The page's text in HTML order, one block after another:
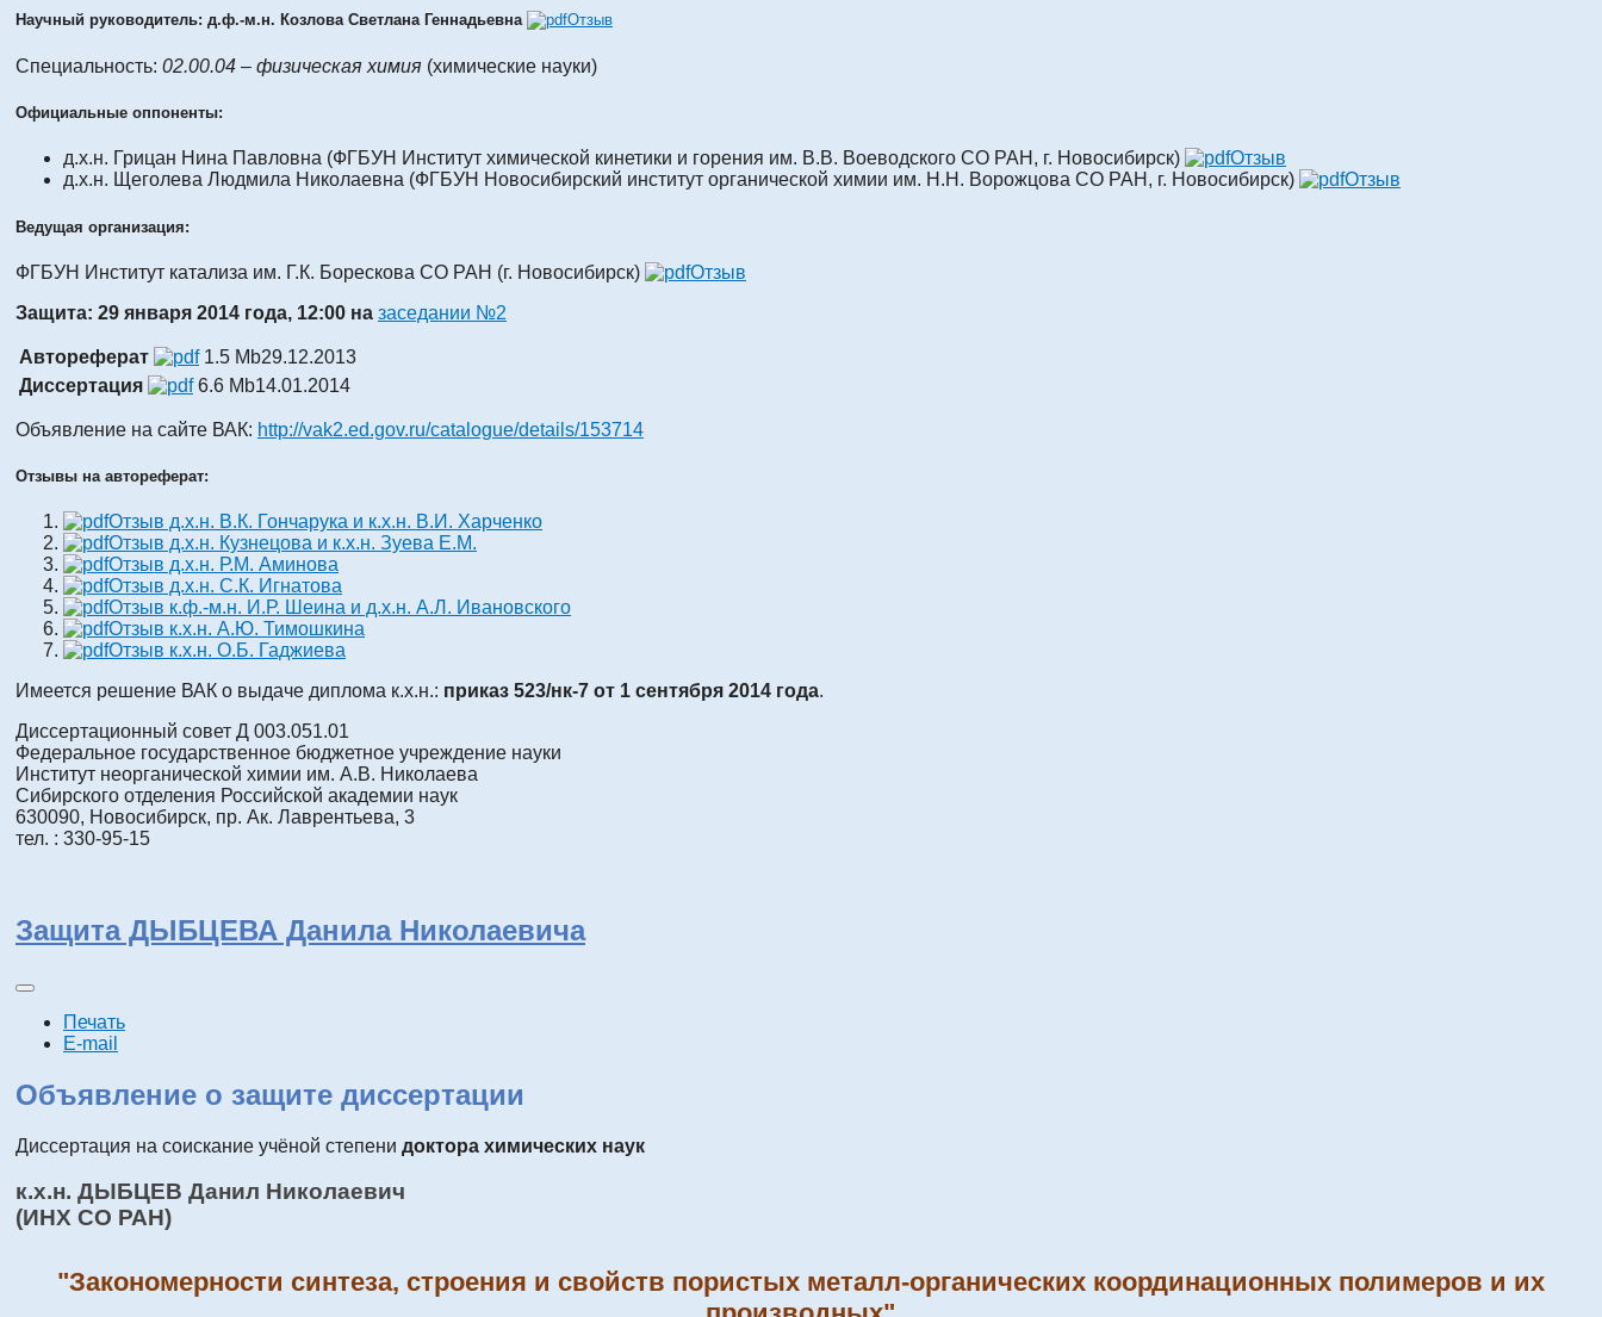
Научный руководитель: д.ф.-м.н. Козлова Светлана Геннадьевна Отзыв
Специальность: 02.00.04 – физическая химия (химические науки)
Официальные оппоненты:
д.х.н. Грицан Нина Павловна (ФГБУН Институт химической кинетики и горения им. В.В. Воеводского СО РАН, г. Новосибирск)
Отзыв
д.х.н. Щеголева Людмила Николаевна (ФГБУН Новосибирский институт органической химии им. Н.Н. Ворожцова СО РАН, г. Новосибирск)
Отзыв
Ведущая организация:
ФГБУН Институт катализа им. Г.К. Борескова СО РАН (г. Новосибирск)
Отзыв
Защита: 29 января 2014 года, 12:00 на заседании №2
Автореферат 1.5 Mb29.12.2013
Диссертация
6.6 Mb14.01.2014
Объявление на сайте ВАК: http://vak2.ed.gov.ru/catalogue/details/153714
Отзывы на автореферат:
Отзыв д.х.н. В.К. Гончарука и к.х.н. В.И. Харченко
Отзыв д.х.н. Кузнецова и к.х.н. Зуева Е.М.
Отзыв д.х.н. Р.М. Аминова
Отзыв д.х.н. С.К. Игнатова
Отзыв к.ф.-м.н. И.Р. Шеина и д.х.н. А.Л. Ивановского
Отзыв к.х.н. А.Ю. Тимошкина
Отзыв к.х.н. О.Б. Гаджиева
Имеется решение ВАК о выдаче диплома к.х.н.: приказ 523/нк-7 от 1 сентября 2014 года.
Диссертационный совет Д 003.051.01
Федеральное государственное бюджетное учреждение науки
Институт неорганической химии им. А.В. Николаева
Сибирского отделения Российской академии наук
630090, Новосибирск, пр. Ак. Лаврентьева, 3
тел. : 330-95-15
Защита ДЫБЦЕВА Данила Николаевича
Печать
E-mail
Объявление о защите диссертации
Диссертация на соискание учёной степени доктора химических наук
к.х.н. ДЫБЦЕВ Данил Николаевич
(ИНХ СО РАН)
"Закономерности синтеза, строения и свойств пористых металл-органических координационных полимеров и их